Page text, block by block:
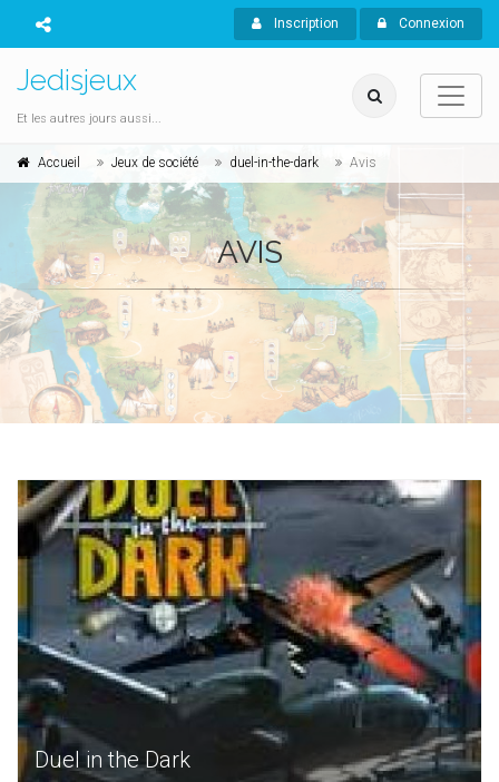
Inscription Connexion
Jedisjeux
Et les autres jours aussi...
Accueil Jeux de société duel-in-the-dark Avis
AVIS
Duel in the Dark